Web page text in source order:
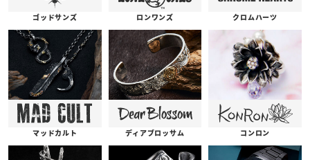
ゴッドサンズ ロンワンズ クロムハーツ
マッドカルト ディアブロッサム コンロン